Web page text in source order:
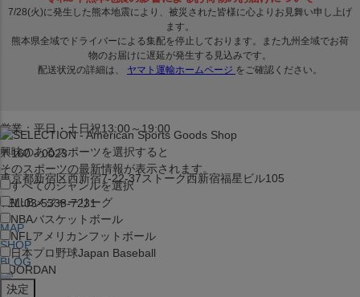
営業：平日・土日祝13:00～19:00
〒160－0023
東京都新宿区西新宿7-22-37ストーク西新宿福星ビル105
TEL:03-5338-7231
MAP
SHOP
BLOG
在庫品は 1-3営業日内で発送!! ※お取寄せ商品は対象外
興味のあるスポーツを選択すると
そのスポーツの最新情報が表示されます。
すべてのジャンルを選択
MLBメジャーリーグ
NBAバスケットボール
NFL アメリカンフットボール
日本プロ野球Japan Baseball
JORDAN